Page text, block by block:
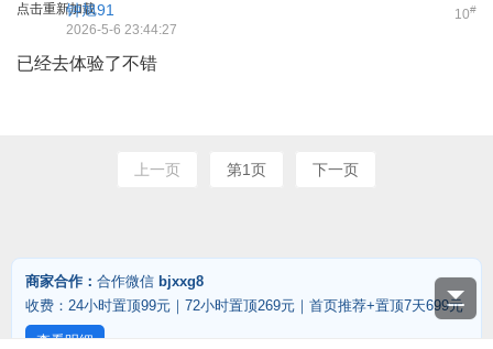
点击重新加载 10#
钟旭91
2026-5-6 23:44:27
已经去体验了不错
上一页 第1页 下一页
商家合作： 合作微信 bjxxg8
收费：24小时置顶99元｜72小时置顶269元｜首页推荐+置顶7天699元
查看明细